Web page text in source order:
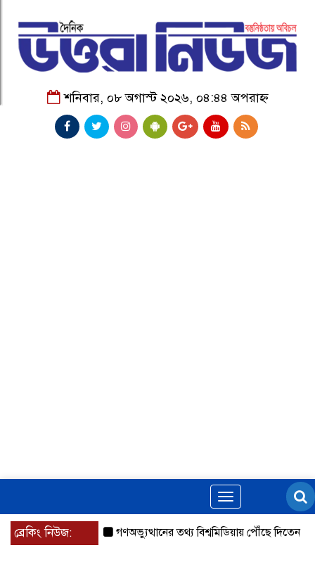
শনিবার, ০৮ অগাস্ট ২০২৬, ০৪:৪৪ অপরাহ্ন
Toggle
navigation
ব্রেকিং নিউজ: গণঅভ্যুত্থানের তথ্য বিশ্বমিডিয়ায় পৌঁছে দিতেন আদীব,